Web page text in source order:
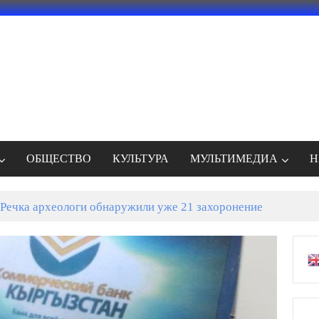
ОБЩЕСТВО КУЛЬТУРА МУЛЬТИМЕДИА
археологи обнаружили уже 21 захоронение